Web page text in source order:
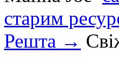
старим
Решта →